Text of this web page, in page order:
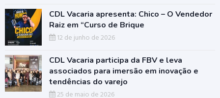
CDL Vacaria apresenta: Chico – O Vendedor
Raiz em “Curso de Brique
12 de junho de 2026
CDL Vacaria participa da FBV e leva
associados para imersão em inovação e
tendências do varejo
25 de maio de 2026